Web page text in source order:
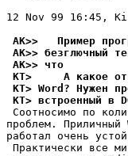
12 Nov 99 16:45,
AK>>   Пример
AK>> безглючный
AK>> что
KT>     А какое
KT> Word? Нужен
KT> встроенный в
Соотносимо по
проблем.
работал очень
Практически все